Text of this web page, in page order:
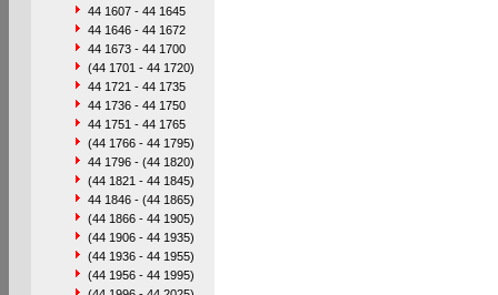
44 1607 - 44 1645
44 1646 - 44 1672
44 1673 - 44 1700
(44 1701 - 44 1720)
44 1721 - 44 1735
44 1736 - 44 1750
44 1751 - 44 1765
(44 1766 - 44 1795)
44 1796 - (44 1820)
(44 1821 - 44 1845)
44 1846 - (44 1865)
(44 1866 - 44 1905)
(44 1906 - 44 1935)
(44 1936 - 44 1955)
(44 1956 - 44 1995)